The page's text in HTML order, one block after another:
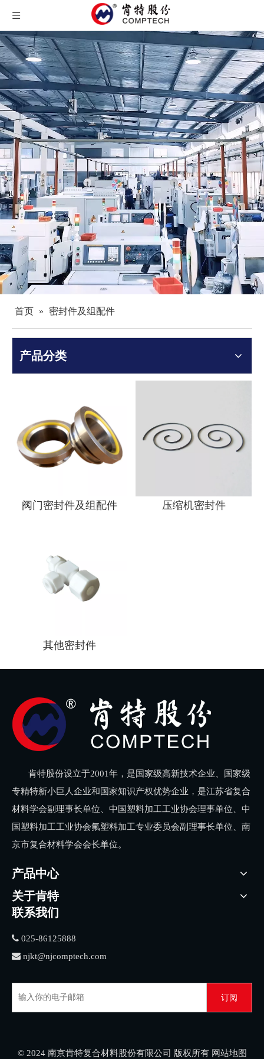
首页 » 密封件及组配件
产品分类
阀门密封件及组配件 压缩机密封件
其他密封件
肯特股份设立于2001年，是国家级高新技术企业、国家级
专精特新小巨人企业和国家知识产权优势企业，是江苏省复合
材料学会副理事长单位、中国塑料加工工业协会理事单位、中
国塑料加工工业协会氟塑料加工专业委员会副理事长单位、南
京市复合材料学会会长单位。
产品中心
关于肯特
联系我们
 025-86125888
 njkt@njcomptech.com
订阅
© 2024 南京肯特复合材料股份有限公司 版权所有 网站地图